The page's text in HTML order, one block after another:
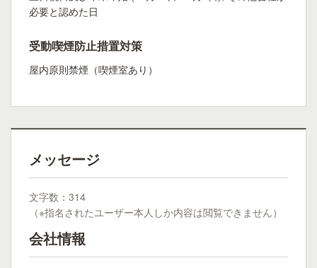
必要と認めた日
受動喫煙防止措置対策
屋内原則禁煙（喫煙室あり）
メッセージ
文字数：314
（※指名されたユーザー本人しか内容は閲覧できません）
会社情報